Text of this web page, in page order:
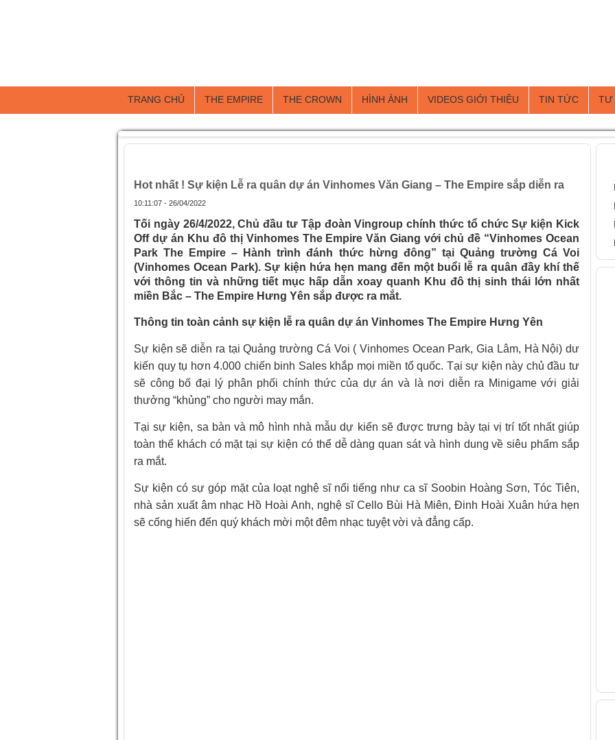
TRANG CHỦ THE EMPIRE THE CROWN HÌNH ẢNH VIDEOS GIỚI THIỆU TIN TỨC TƯ
Hot nhất ! Sự kiện Lễ ra quân dự án Vinhomes Văn Giang – The Empire sắp diễn ra
10:11:07 - 26/04/2022
Tối ngày 26/4/2022, Chủ đầu tư Tập đoàn Vingroup chính thức tổ chức Sự kiện Kick
Off dự án Khu đô thị Vinhomes The Empire Văn Giang với chủ đề “Vinhomes Ocean
Park The Empire – Hành trình đánh thức hừng đông” tại Quảng trường Cá Voi
(Vinhomes Ocean Park). Sự kiện hứa hẹn mang đến một buổi lễ ra quân đầy khí thế
với thông tin và những tiết mục hấp dẫn xoay quanh Khu đô thị sinh thái lớn nhất
miền Bắc – The Empire Hưng Yên sắp được ra mắt.
Thông tin toàn cảnh sự kiện lễ ra quân dự án Vinhomes The Empire Hưng Yên
Sự kiện sẽ diễn ra tại Quảng trường Cá Voi ( Vinhomes Ocean Park, Gia Lâm, Hà Nội) dư
kiến quy tụ hơn 4.000 chiến binh Sales khắp mọi miền tổ quốc. Tại sự kiện này chủ đầu tư
sẽ công bố đại lý phân phối chính thức của dự án và là nơi diễn ra Minigame với giải
thưởng “khủng” cho người may mắn.
Tại sự kiện, sa bàn và mô hình nhà mẫu dự kiến sẽ được trưng bày tại vị trí tốt nhất giúp
toàn thể khách có mặt tại sự kiện có thể dễ dàng quan sát và hình dung về siêu phẩm sắp
ra mắt.
Sự kiện có sự góp mặt của loạt nghệ sĩ nổi tiếng như ca sĩ Soobin Hoàng Sơn, Tóc Tiên,
nhà sản xuất âm nhạc Hồ Hoài Anh, nghệ sĩ Cello Bùi Hà Miên, Đinh Hoài Xuân hứa hẹn
sẽ cống hiến đến quý khách mời một đêm nhạc tuyệt vời và đẳng cấp.